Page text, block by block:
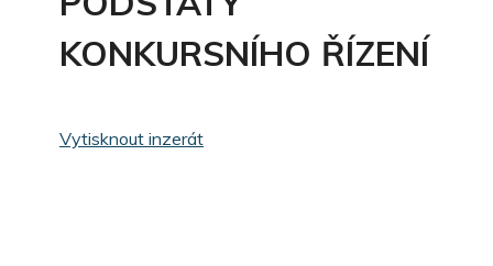
KONKURSNÍHO ŘÍZENÍ
Vytisknout inzerát